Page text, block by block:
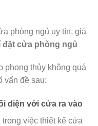
phòng ngủ uy tín, giá
cửa phòng ngủ
phong thủy không quá
vấn đề sau:
diện với cửa ra vào
việc thiết kế cửa